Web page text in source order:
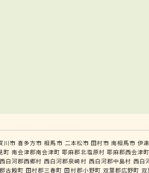
川市 喜多方市 相馬市 二本松市 田村市 南相馬市 伊
町 南会津郡南会津町 耶麻郡北塩原村 耶麻郡西会津町
西白河郡西郷村 西白河郡泉崎村 西白河郡中島村 西白
古殿町 田村郡三春町 田村郡小野町 双葉郡広野町 双